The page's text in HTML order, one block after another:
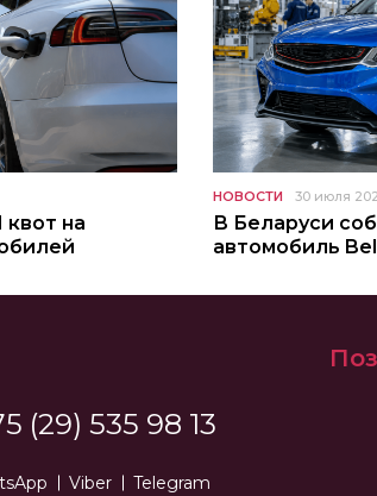
квот на
НОВОСТИ 30 июля
В Беларуси
автомобиль
(29) 535 98 13
Viber Telegram